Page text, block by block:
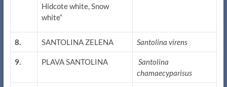
Hidcote white, Snow
white“
8. SANTOLINA ZELENA Santolina virens
9. PLAVA SANTOLINA
Santolina
chamaecyparisus